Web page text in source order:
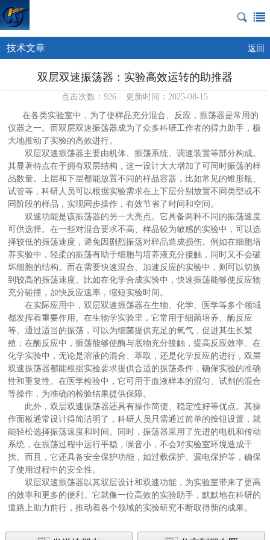
技术文章 返回
双层双速振荡器：实验高效运转的助推器
点击次数：926 更新时间：2025-08-15
在各类实验室中，为了使样品充分混合、反应，振荡器是常用的
仪器之一。而双层双速振荡器成为了众多科研工作者的得力助手，极
大地推动了实验的高效进行。
双层双速振荡器主要由机体、振荡系统、调速装置等部分构成。
其显著特点在于拥有双层结构，这一设计大大增加了可同时振荡的样
品数量。上层和下层都能放置不同的样品容器，比如常见的锥形瓶、
试管等，科研人员可以根据实验需求在上下层分别放置不同类型或不
同阶段的样品，实现同步操作，有效节省了时间和空间。
双速功能是该振荡器的另一大亮点。它具备两种不同的振荡速度
可供选择。在一些对混合要求不高、样品较为敏感的实验中，可以选
择较低的振荡速度，避免因剧烈振荡对样品造成损伤。例如在细胞培
养实验中，轻柔的振荡有助于细胞与培养液充分接触，同时又不会破
坏细胞的结构。而在需要快速混合、加速反应的实验中，则可以切换
到较高的振荡速度。比如在化学合成实验中，快速振荡能够使反应物
充分碰撞，加快反应速率，缩短实验时间。
在实际应用中，双层双速振荡器在生物、化学、医学等多个领域
都发挥着重要作用。在生物学实验里，它常用于细菌培养、酶反应
等。通过适当的振荡，可以为细菌提供充足的氧气，促进其生长繁
殖；在酶反应中，振荡能够使酶与底物充分接触，提高反应效率。在
化学实验中，无论是溶液的混合、萃取，还是化学反应的进行，双层
双速振荡器都能根据实验要求提供合适的振荡条件，确保实验的准确
性和重复性。在医学检验中，它可用于血液样本的混匀、试剂的混合
等操作，为准确的检验结果提供保障。
此外，双层双速振荡器还具有操作简便、稳定性好等优点。其操
作面板通常设计得简洁明了，科研人员只需通过简单的按钮设置，就
能轻松选择振荡速度和时间。同时，振荡器采用了先进的电机和传动
系统，在振荡过程中运行平稳，噪音小，不会对实验室环境造成干
扰。而且，它还具备安全保护功能，如过载保护、漏电保护等，确保
了使用过程中的安全性。
双层双速振荡器以其双层设计和双速功能，为实验室带来了更高
的效率和更多的便利。它就像一位高效的实验助手，默默地在科研的
道路上助力前行，推动着各个领域的实验研究不断取得新的成果。